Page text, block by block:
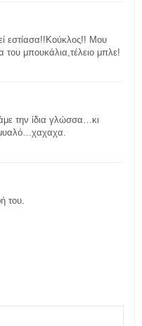
εστίασα!!Κούκλος!! Μου
μπουκάλια,τέλειο μπλε!
την ίδια γλώσσα…κι
μυαλό…χαχαχα.
του.